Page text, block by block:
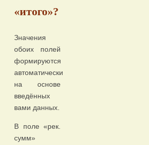
«итого»?
Значения
обоих полей
формируются
автоматически
на основе
введённых
вами данных.
В поле «рек.
сумм»